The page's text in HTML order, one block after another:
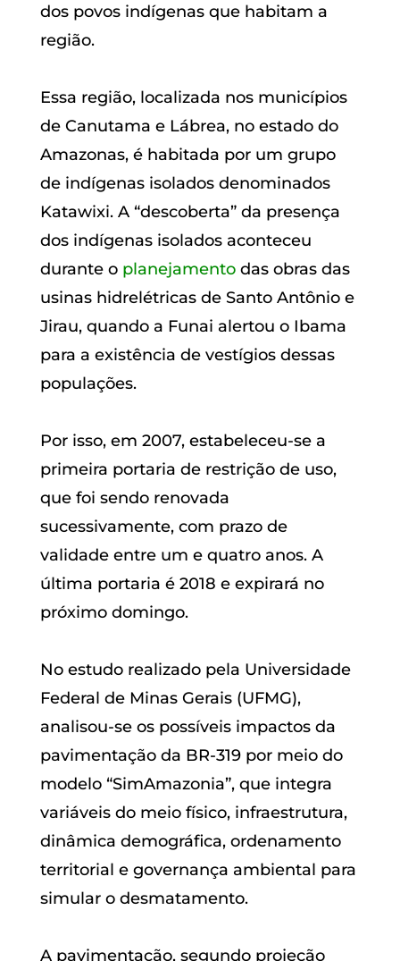
dos povos indígenas que habitam a
região.
Essa região, localizada nos municípios
de Canutama e Lábrea, no estado do
Amazonas, é habitada por um grupo
de indígenas isolados denominados
Katawixi. A “descoberta” da presença
dos indígenas isolados aconteceu
durante o planejamentodas obras das
usinas hidrelétricas de Santo Antônio e
Jirau, quando a Funai alertou o Ibama
para a existência de vestígios dessas
populações.
Por isso, em 2007, estabeleceu-se a
primeira portaria de restrição de uso,
que foi sendo renovada
sucessivamente, com prazo de
validade entre um e quatro anos. A
última portaria é 2018 e expirará no
próximo domingo.
No estudo realizado pela Universidade
Federal de Minas Gerais (UFMG),
analisou-se os possíveis impactos da
pavimentação da BR-319 por meio do
modelo “SimAmazonia”, que integra
variáveis do meio físico, infraestrutura,
dinâmica demográfica, ordenamento
territorial e governança ambiental para
simular o desmatamento.
A pavimentação, segundo projeção